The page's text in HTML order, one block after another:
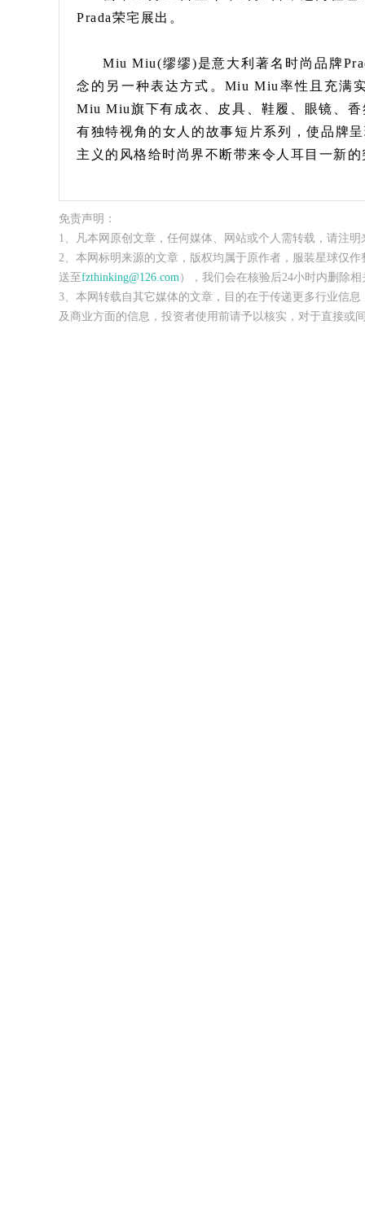
Prada荣宅展出。
Miu Miu(缪缪)是意大利著名时尚品牌
念的另一种表达方式。Miu Miu率性且充满
Miu Miu旗下有成衣、皮具、鞋履、眼镜、
有独特视角的女人的故事短片系列，使品牌
主义的风格给时尚界不断带来令人耳目一新的
免责声明：
1、凡本网原创文章，任何媒体、网站或个人需转载，请注明
2、本网标明来源的文章，版权均属于原作者，服装星球仅
送至fzthinking@126.com），我们会在核验后24小时内删除
3、本网转载自其它媒体的文章，目的在于传递更多行业信
及商业方面的信息，投资者使用前请予以核实，对于直接或